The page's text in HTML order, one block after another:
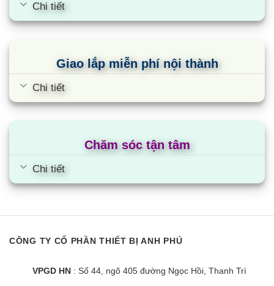
Chi tiết
Giao lắp miễn phí nội thành
Chi tiết
Chăm sóc tận tâm
Chi tiết
CÔNG TY CỔ PHẦN THIẾT BỊ ANH PHÚ
VPGD HN : Số 44, ngõ 405 đường Ngọc Hồi, Thanh Trì